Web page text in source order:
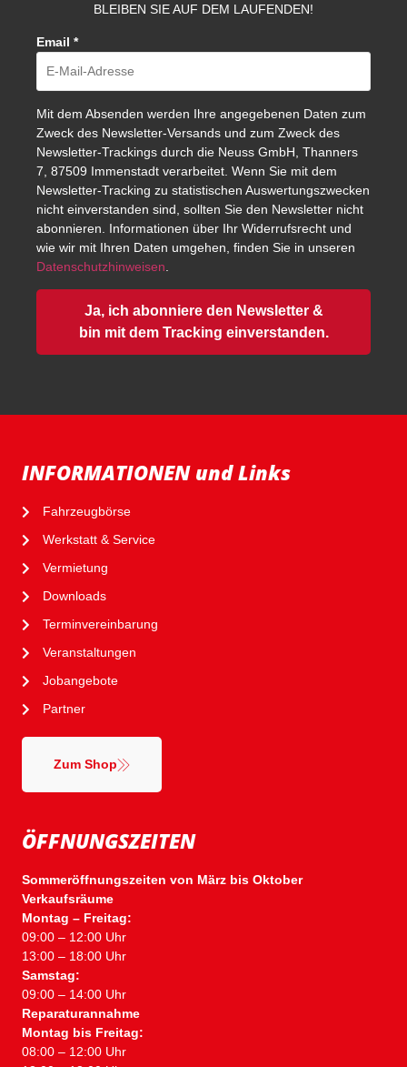
BLEIBEN SIE AUF DEM LAUFENDEN!
Email *
Mit dem Absenden werden Ihre angegebenen Daten zum
Zweck des Newsletter-Versands und zum Zweck des
Newsletter-Trackings durch die Neuss GmbH, Thanners
7, 87509 Immenstadt verarbeitet. Wenn Sie mit dem
Newsletter-Tracking zu statistischen Auswertungszwecken
nicht einverstanden sind, sollten Sie den Newsletter nicht
abonnieren. Informationen über Ihr Widerrufsrecht und
wie wir mit Ihren Daten umgehen, finden Sie in unseren
Datenschutzhinweisen
Ja, ich abonniere den Newsletter &
bin mit dem Tracking einverstanden.
ÖFFNUNGSZEITEN
Sommeröffnungszeiten von März bis Oktober
Verkaufsräume
Montag – Freitag:
09:00 – 12:00 Uhr
13:00 – 18:00 Uhr
Samstag:
09:00 – 14:00 Uhr
Reparaturannahme
Montag bis Freitag:
08:00 – 12:00 Uhr
INFORMATIONEN und Links
Fahrzeugbörse
Werkstatt & Service
Vermietung
Downloads
Terminvereinbarung
Veranstaltungen
Jobangebote
Partner
Zum Shop